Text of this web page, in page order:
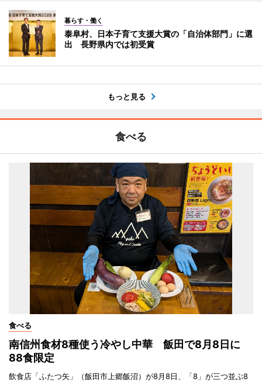
暮らす・働く
泰阜村、日本子育て支援大賞の「自治体部門」に選
出 長野県内では初受賞
もっと見る
食べる
食べる
南信州食材8種使う冷やし中華 飯田で8月8日に
88食限定
飲食店「ふたつ矢」（飯田市上郷飯沼）が8月8日、「8」が三つ並ぶ8